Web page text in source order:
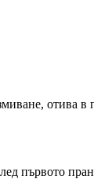
отива
първото